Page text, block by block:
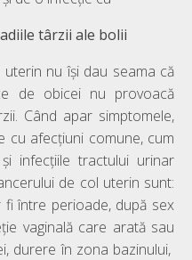
târzii ale bolii
nu își dau seama că
de obicei nu provoacă
Când apar simptomele,
cu afecțiuni comune, cum
infecțiile tractului urinar
de col uterin sunt:
fi între perioade, după sex
vaginală care arată sau
durere în zona bazinului,